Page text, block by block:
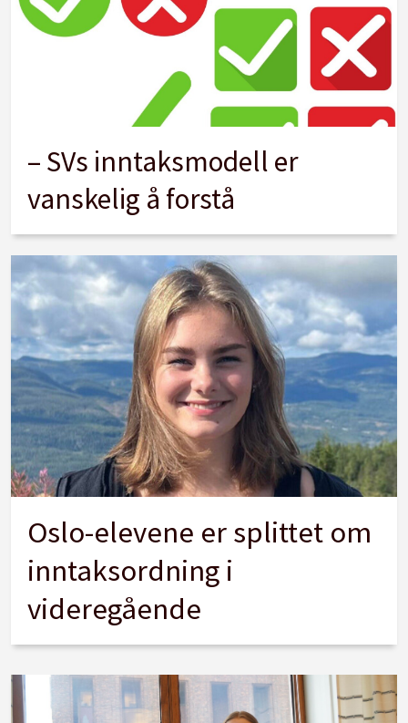
– SVs inntaksmodell er
vanskelig å forstå
Oslo-elevene er splittet om
inntaksordning i
videregående